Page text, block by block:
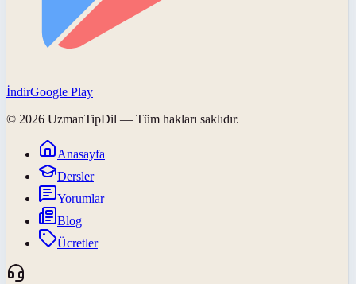
İndirGoogle Play
© 2026 UzmanTipDil — Tüm hakları saklıdır.
Anasayfa
Dersler
Yorumlar
Blog
Ücretler